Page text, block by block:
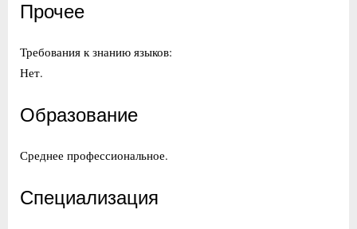
Прочее
Требования к знанию языков:
Нет.
Образование
Среднее профессиональное.
Специализация